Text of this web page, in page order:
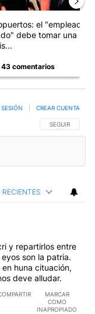
el "empleado
debe tomar una
43 comentarios
SIGA ESTA
SEGUIR
CREAR CUENTA
y repartirlos entre
son la patria.
huna cituación,
deve alludar.
MARCAR
COMO
INAPROPIADO